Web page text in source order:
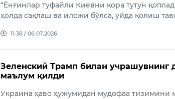
“Ёнғинлар туфайли Киевни қора тутун
ҳолда сақлаш ва иложи бўлса, уйда қолиш
11:38 / 06.07.2026
Зеленский Трамп билан учрашувнинг
маълум қилди
Украина ҳаво ҳужумидан мудофаа тизимини